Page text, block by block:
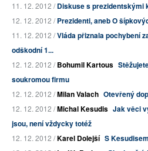
11. 12. 2012 /Diskuse s prezidentskými
12. 12. 2012 /Prezidenti, aneb O
11. 12. 2012 /Vláda přiznala pochybení
odškodní 1...
12. 12. 2012 /Bohumil Kartous
soukromou firmu
12. 12. 2012 /Milan Valach Otevřený
12. 12. 2012 /Michal Kesudis Jak věci
jsou, není vždycky totéž
12. 12. 2012 /Karel Dolejší S